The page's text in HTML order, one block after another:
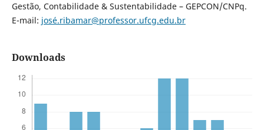
Gestão, Contabilidade & Sustentabilidade – GEPCON/CNPq.
E-mail: josé.ribamar@professor.ufcg.edu.br
Downloads